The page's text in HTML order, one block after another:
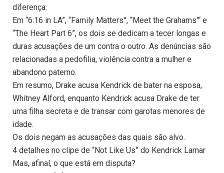
diferença.
Em “6:16 in LA”, “Family Matters”, “Meet the Grahams”‘ e
“The Heart Part 6”, os dois se dedicam a tecer longas e
duras acusações de um contra o outro. As denúncias são
relacionadas a pedofilia, violência contra a mulher e
abandono paterno.
Em resumo, Drake acusa Kendrick de bater na esposa,
Whitney Alford, enquanto Kendrick acusa Drake de ter
uma filha secreta e de transar com garotas menores de
idade.
Os dois negam as acusações das quais são alvo.
4 detalhes no clipe de “Not Like Us” do Kendrick Lamar
Mas, afinal, o que está em disputa?